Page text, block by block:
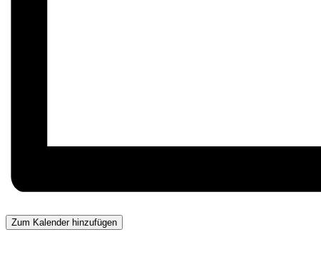
Zum Kalender hinzufügen